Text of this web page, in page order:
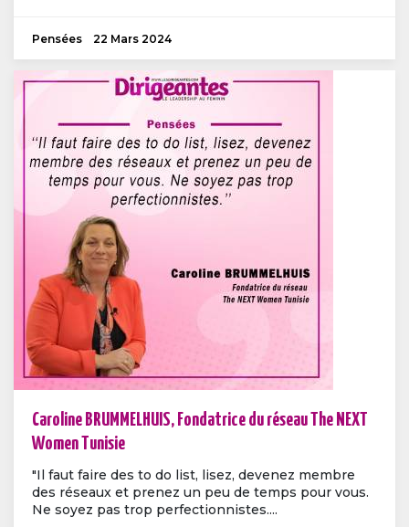
Pensées 22 Mars 2024
Caroline BRUMMELHUIS, Fondatrice du réseau The NEXT
Women Tunisie
"Il faut faire des to do list, lisez, devenez membre
des réseaux et prenez un peu de temps pour vous.
Ne soyez pas trop perfectionnistes....